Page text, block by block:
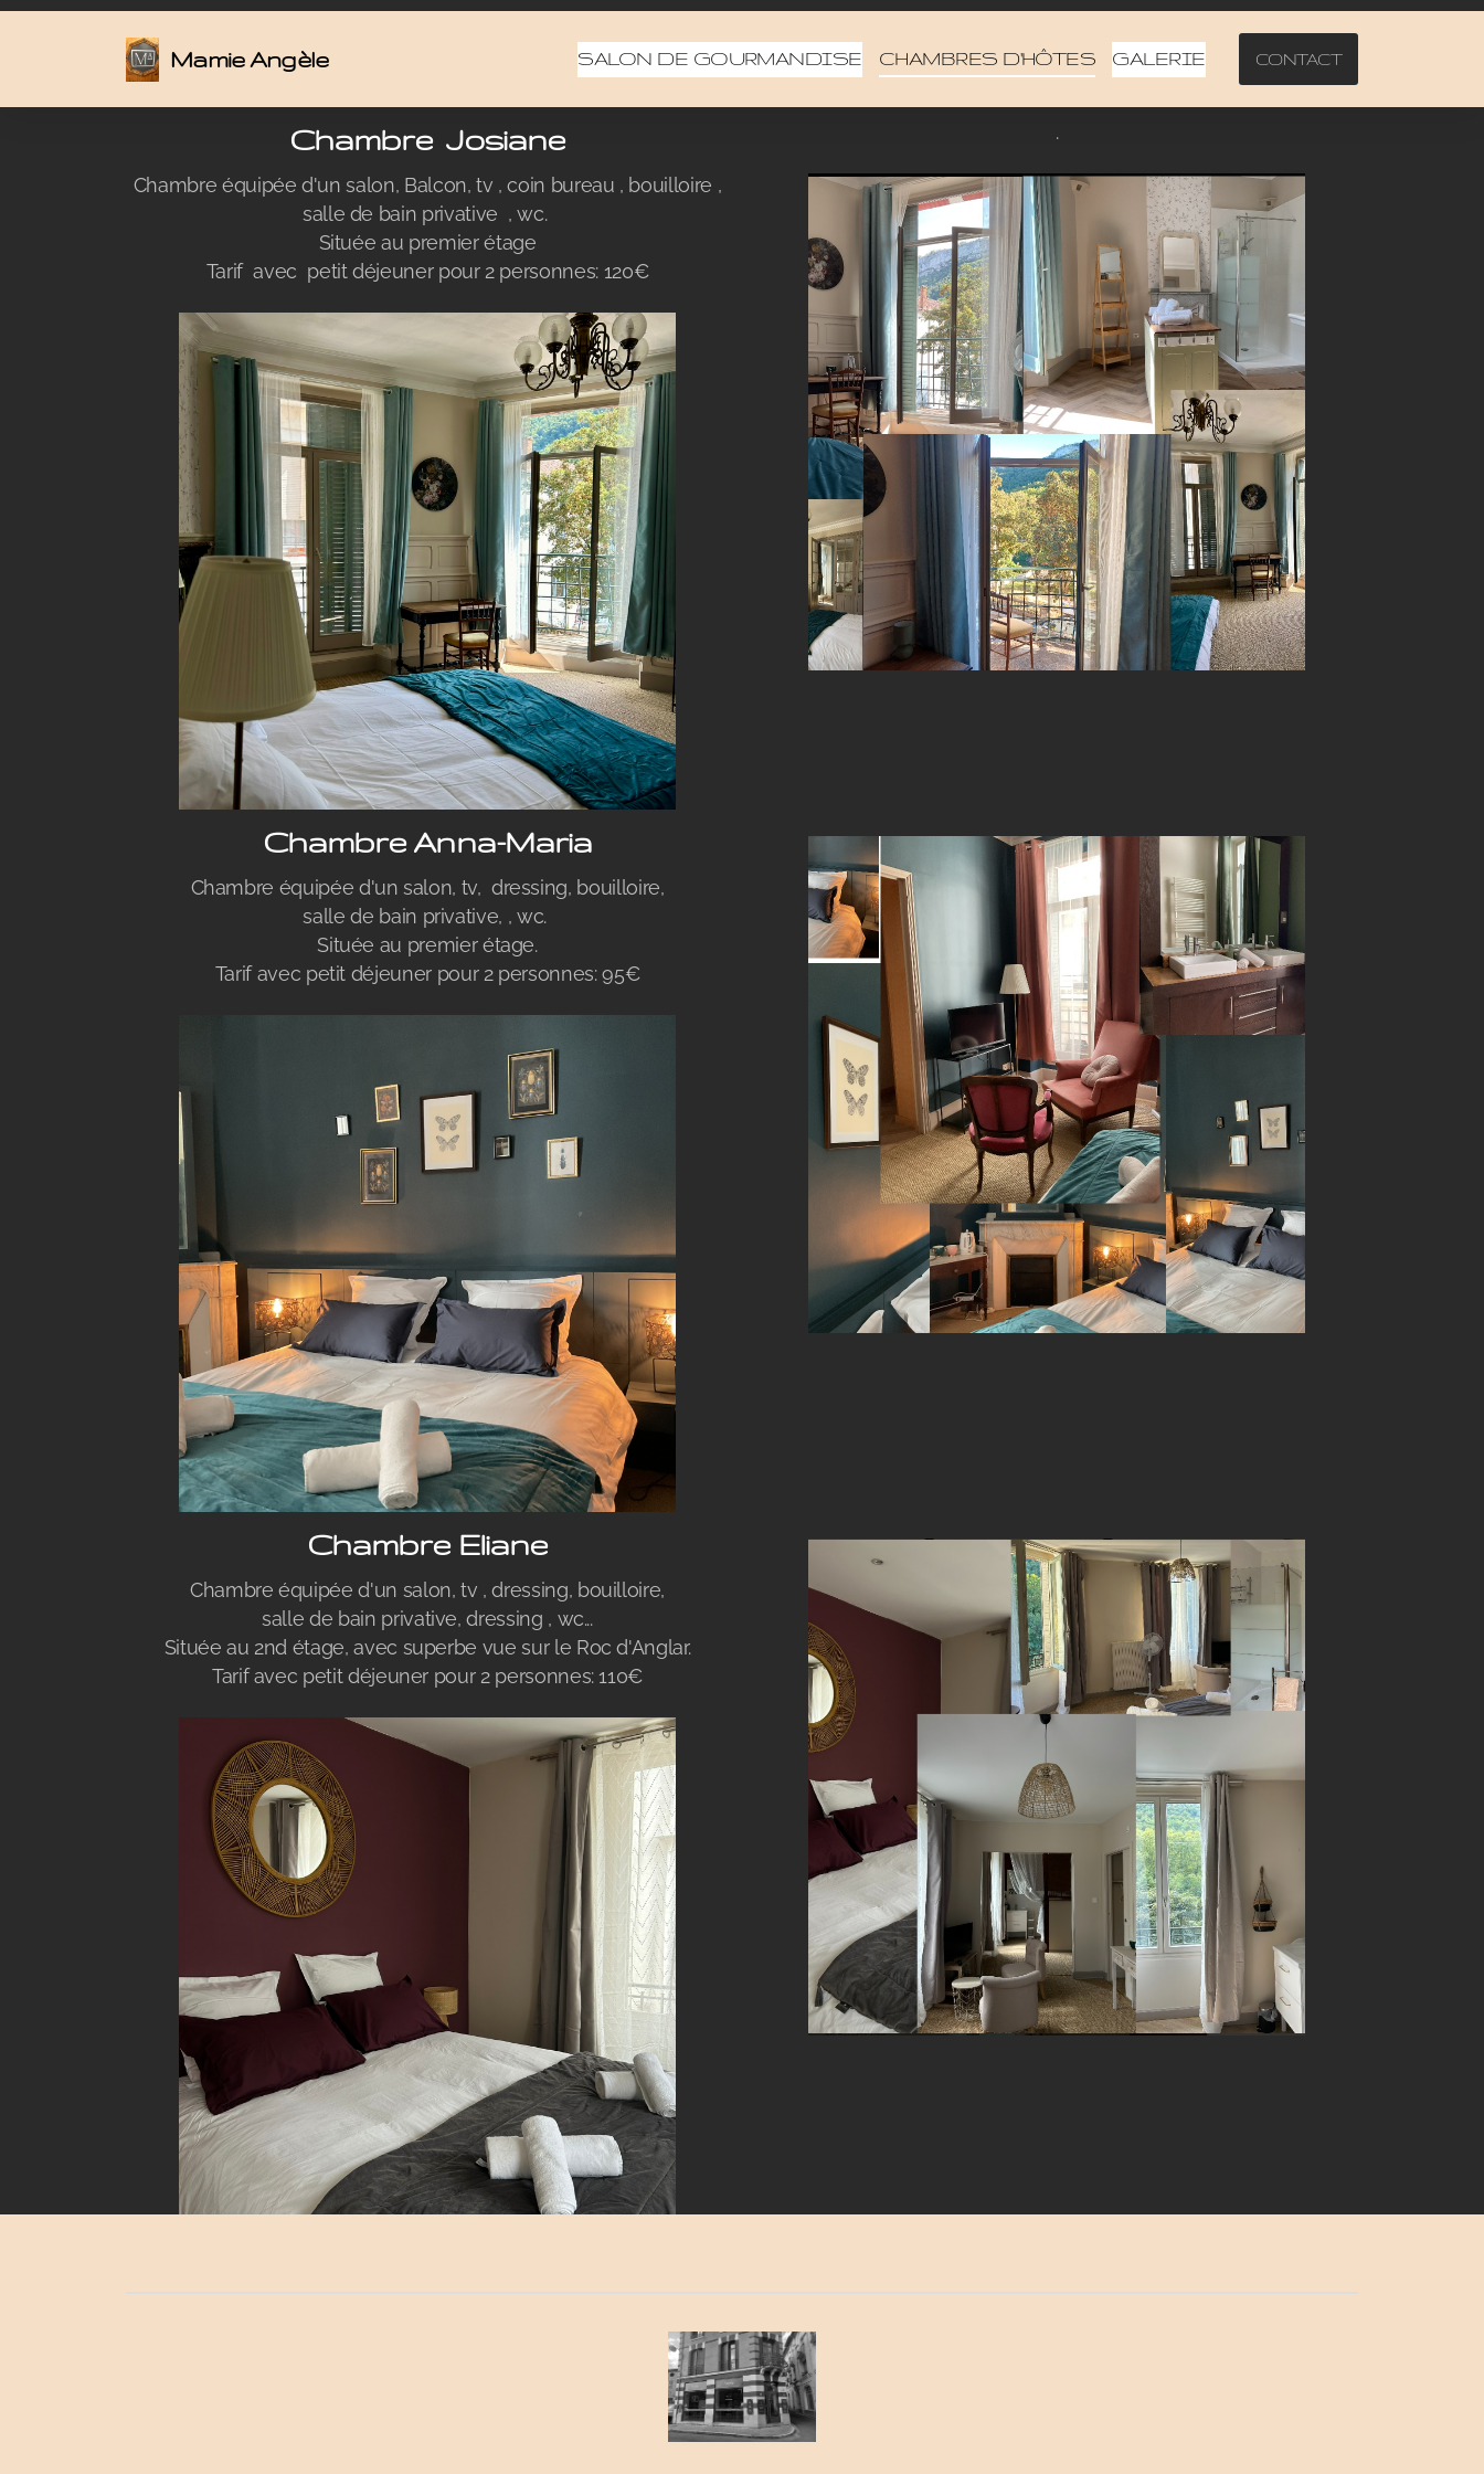
Mamie Angèle SALON DE GOURMANDISE CHAMBRES D'HÔTES GALERIE CONTACT
Chambre Josiane
Chambre équipée d'un salon, Balcon, tv , coin bureau , bouilloire ,
salle de bain privative , wc.
Située au premier étage
Tarif avec petit déjeuner pour 2 personnes: 120€
.
Chambre Anna-Maria
Chambre équipée d'un salon, tv, dressing, bouilloire,
salle de bain privative, , wc.
Située au premier étage.
Tarif avec petit déjeuner pour 2 personnes: 95€
Chambre Eliane
Chambre équipée d'un salon, tv , dressing, bouilloire,
salle de bain privative, dressing , wc...
Située au 2nd étage, avec superbe vue sur le Roc d'Anglar.
Tarif avec petit déjeuner pour 2 personnes: 110€